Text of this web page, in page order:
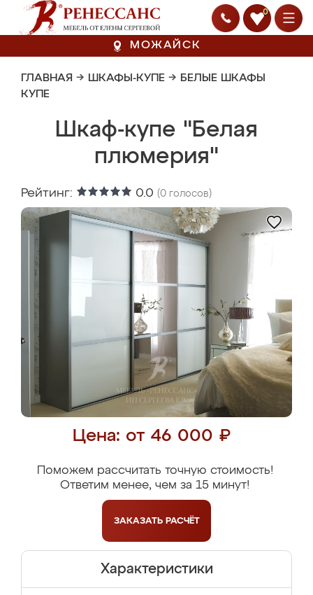
0
МОЖАЙСК
ГЛАВНАЯ → ШКАФЫ-КУПЕ → БЕЛЫЕ ШКАФЫ
КУПЕ
Шкаф-купе "Белая
плюмерия"
Рейтинг: 0.0 (0 голосов)
Цена: от 46 000 ₽
Поможем рассчитать точную стоимость!
Ответим менее, чем за 15 минут!
ЗАКАЗАТЬ РАСЧЁТ
Характеристики